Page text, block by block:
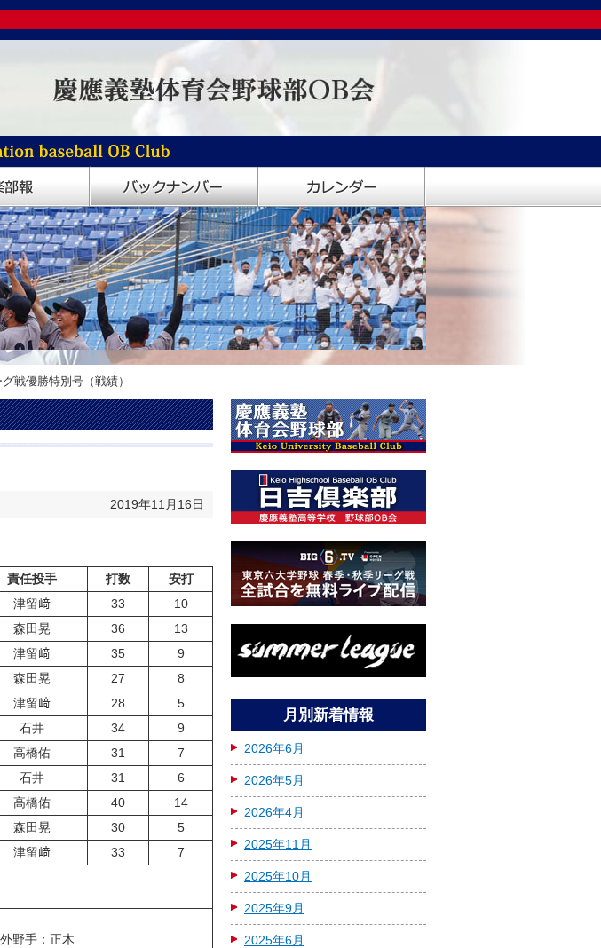
戦優勝特別号（戦績）
2019年11月16日
責任投手 打数
安打
津留﨑 33
10
森田晃 36
13
津留﨑 35
9
森田晃 27
8
津留﨑 28
5
石井 34
9
高橋佑 31
7
石井 31
6
高橋佑 40
14
森田晃 30
5
津留﨑 33
7
野手：正木
月別新着情報
2026年6月
2026年5月
2026年4月
2025年11月
2025年10月
2025年9月
2025年6月